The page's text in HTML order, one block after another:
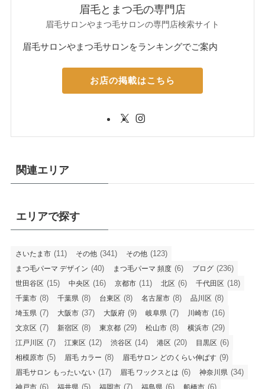
眉毛とまつ毛の専門店
眉毛サロンやまつ毛サロンの専門店検索サイト
眉毛サロンやまつ毛サロンをランキングでご案内
お店の掲載はこちら
関連エリア
エリアで探す
さいたま市 (11) その他 (341) その他 (123)
まつ毛パーマ デザイン (40) まつ毛パーマ 頻度 (6) ブログ (236)
世田谷区 (15) 中央区 (16) 京都市 (11) 北区 (6) 千代田区 (18)
千葉市 (8) 千葉県 (8) 台東区 (8) 名古屋市 (8) 品川区 (8)
埼玉県 (7) 大阪市 (37) 大阪府 (9) 岐阜県 (7) 川崎市 (16)
文京区 (7) 新宿区 (8) 東京都 (29) 松山市 (8) 横浜市 (29)
江戸川区 (7) 江東区 (12) 渋谷区 (14) 港区 (20) 目黒区 (6)
相模原市 (5) 眉毛 カラー (8) 眉毛サロン どのくらい伸ばす (9)
眉毛サロン もったいない (17) 眉毛 ワックスとは (6) 神奈川県 (34)
神戸市 (6) 福井県 (5) 福岡市 (7) 福島県 (6) 船橋市 (6)